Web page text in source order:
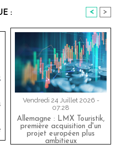
: < >
Vendredi 24 Juillet 2026 -
07:28
Allemagne : LMX Touristik,
première acquisition d'un
projet européen plus
ambitieux